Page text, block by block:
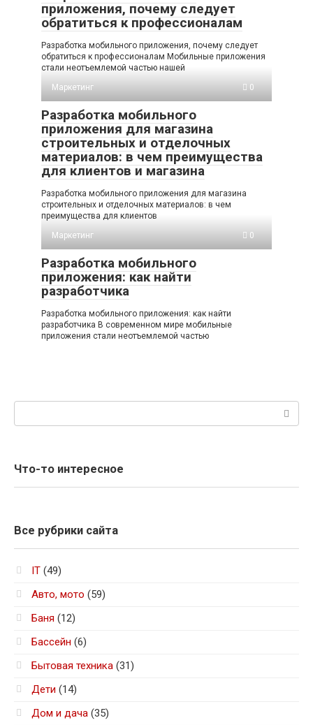
приложения, почему следует
обратиться к профессионалам
Разработка мобильного приложения, почему следует
обратиться к профессионалам Мобильные приложения
стали неотъемлемой частью нашей
Маркетинг
0
Разработка мобильного
приложения для магазина
строительных и отделочных
материалов: в чем преимущества
для клиентов и магазина
Разработка мобильного приложения для магазина
строительных и отделочных материалов: в чем
преимущества для клиентов
Маркетинг
0
Разработка мобильного
приложения: как найти
разработчика
Разработка мобильного приложения: как найти
разработчика В современном мире мобильные
приложения стали неотъемлемой частью
Что-то интересное
Все рубрики сайта
IT (49)
Авто, мото (59)
Баня (12)
Бассейн (6)
Бытовая техника (31)
Дети (14)
Дом и дача (35)